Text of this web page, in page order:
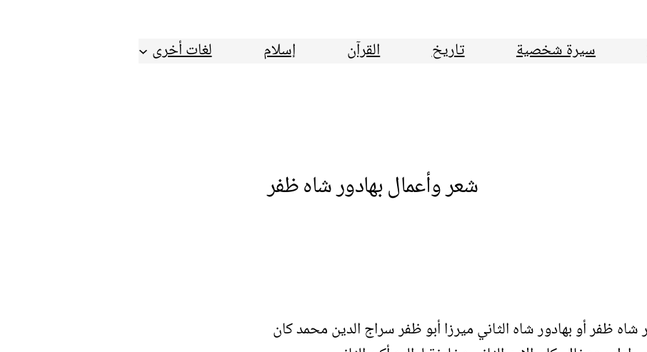
سيرة شخصية تاريخ القرآن إسلام لغات أخرى
شعر وأعمال بهادور شاه ظفر
شاه ظفر أو بهادور شاه الثاني ميرزا أبو ظفر سراج الدين محمد كان